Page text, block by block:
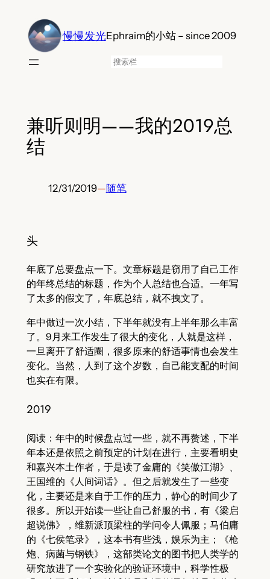
慢慢发光Ephraim的小站 – since 2009
搜
兼听则明——我的2019总
结
12/31/2019—随笔
头
年底了总要盘点一下。文章标题是窃用了自己工作
的年终总结的标题，作为个人总结也合适。一年写
了太多的假文了，年底总结，就不拽文了。
年中做过一次小结，下半年就没有上半年那么丰富
了。9月来工作发生了很大的变化，人就是这样，
一旦离开了舒适圈，很多原来的舒适事情也会发生
变化。当然，人到了这个岁数，自己能支配的时间
也实在有限。
2019
阅读：年中的时候盘点过一些，就不再赘述，下半
年本还是依照之前预定的计划在进行，主要看明史
和嘉兴本土作者，于是读了金庸的《笑傲江湖》、
王国维的《人间词话》。但之后就发生了一些变
化，主要还是来自于工作的压力，静心的时间少了
很多。所以开始读一些让自己舒服的书，有《梁启
超说佛》，维新派顶梁柱的学问令人佩服；马伯庸
的《七侯笔录》，这本书有些浅，娱乐为主；《枪
炮、病菌与钢铁》，这部类论文的图书把人类学的
研究放进了一个实验化的验证环境中，科学性极